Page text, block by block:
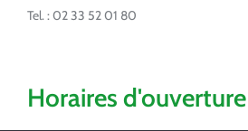
Tel. : 02 33 52 01 80
Horaires d'ouverture